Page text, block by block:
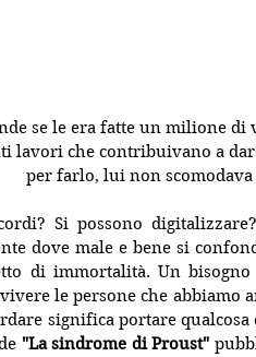
se le era fatte un milione di
lavori che contribuivano a
per farlo, lui non
Si possono
dove male e bene si
di immortalità. Un
le persone che abbiamo
significa portare
"La sindrome di Proust"